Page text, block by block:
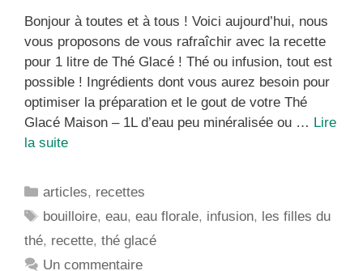
Bonjour à toutes et à tous ! Voici aujourd’hui, nous
vous proposons de vous rafraîchir avec la recette
pour 1 litre de Thé Glacé ! Thé ou infusion, tout est
possible ! Ingrédients dont vous aurez besoin pour
optimiser la préparation et le gout de votre Thé
Glacé Maison – 1L d’eau peu minéralisée ou … Lire
la suiteComment
Thé
Glacé
Maison
?
Catégories
articles, recettes
Étiquettes
bouilloire,eau,eau florale, infusion, les filles du
thé, recette, thé glacé
Un commentaire